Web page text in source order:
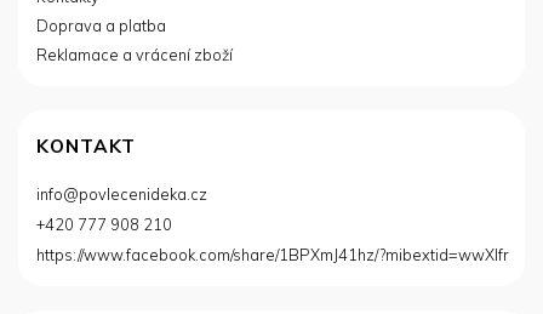
Doprava a platba
Reklamace a vrácení zboží
KONTAKT
info@povlecenideka.cz
+420 777 908 210
https://www.facebook.com/share/1BPXmJ41hz/?mibextid=wwXIfr